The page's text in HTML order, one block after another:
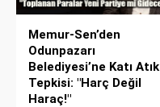
Memur-Sen’den
Odunpazarı
Belediyesi’ne Katı Atık
Tepkisi: "Harç Değil
Haraç!"